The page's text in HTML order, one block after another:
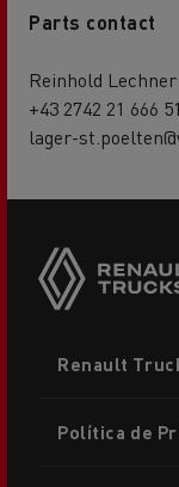
Parts contact
Reinhold Lechner
+43 2742 21 666 51
lager-
menu
Renault
Política de